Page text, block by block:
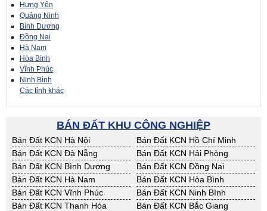
Hưng Yên
Quảng Ninh
Bình Dương
Đồng Nai
Hà Nam
Hòa Bình
Vĩnh Phúc
Ninh Bình
Các tỉnh khác
BÁN ĐẤT KHU CÔNG NGHIỆP
Bán Đất KCN Hà Nội
Bán Đất KCN Hồ Chí Minh
Bán Đất KCN Đà Nẵng
Bán Đất KCN Hải Phòng
Bán Đất KCN Bình Dương
Bán Đất KCN Đồng Nai
Bán Đất KCN Hà Nam
Bán Đất KCN Hòa Bình
Bán Đất KCN Vĩnh Phúc
Bán Đất KCN Ninh Bình
Bán Đất KCN Thanh Hóa
Bán Đất KCN Bắc Giang